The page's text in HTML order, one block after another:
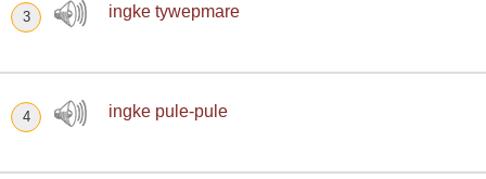
3 ingke tywepmare
4 ingke pule-pule